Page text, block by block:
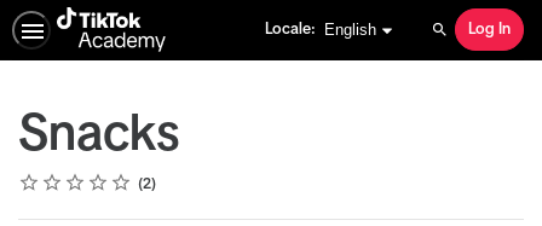
Locale:
English selected English Search
Log In
Snacks
Rating
1 star
2 stars
3 stars
4 stars
5 stars
Average rating: 5.0 2
2 reviews